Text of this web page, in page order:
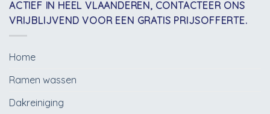
ACTIEF IN HEEL VLAANDEREN, CONTACTEER ONS
VRIJBLIJVEND VOOR EEN GRATIS PRIJSOFFERTE.
Home
Ramen wassen
Dakreiniging